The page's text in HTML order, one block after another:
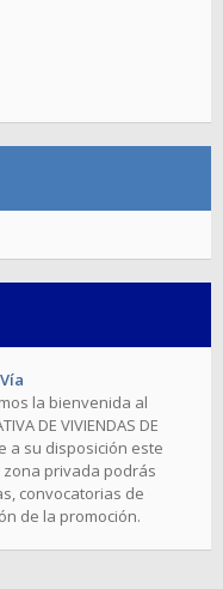
la bienvenida al
DE VIVIENDAS DE
a su disposición este
zona privada podrás
convocatorias de
de la promoción.